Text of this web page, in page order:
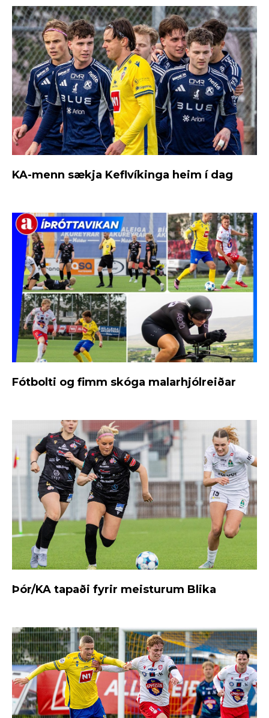
KA-menn sækja Keflvíkinga heim í dag
Fótbolti og fimm skóga malarhjólreiðar
Þór/KA tapaði fyrir meisturum Blika